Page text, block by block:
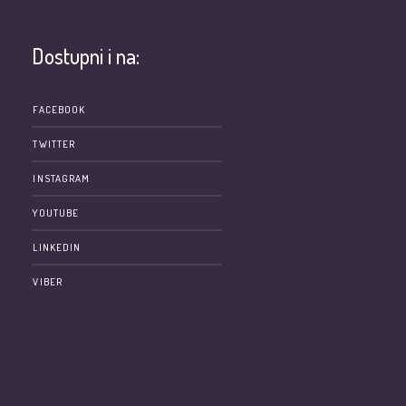
Dostupni i na:
FACEBOOK
TWITTER
INSTAGRAM
YOUTUBE
LINKEDIN
VIBER